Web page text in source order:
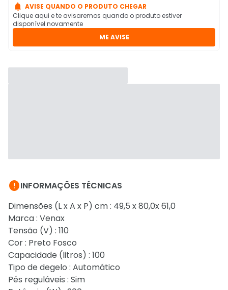
 AVISE QUANDO O PRODUTO CHEGAR
Clique aqui e te avisaremos quando o produto estiver
disponível novamente
ME AVISE
INFORMAÇÕES TÉCNICAS
Dimensões (L x A x P) cm : 49,5 x 80,0x 61,0
Marca : Venax
Tensão (V) : 110
Cor : Preto Fosco
Capacidade (litros) : 100
Tipo de degelo : Automático
Pés reguláveis : Sim